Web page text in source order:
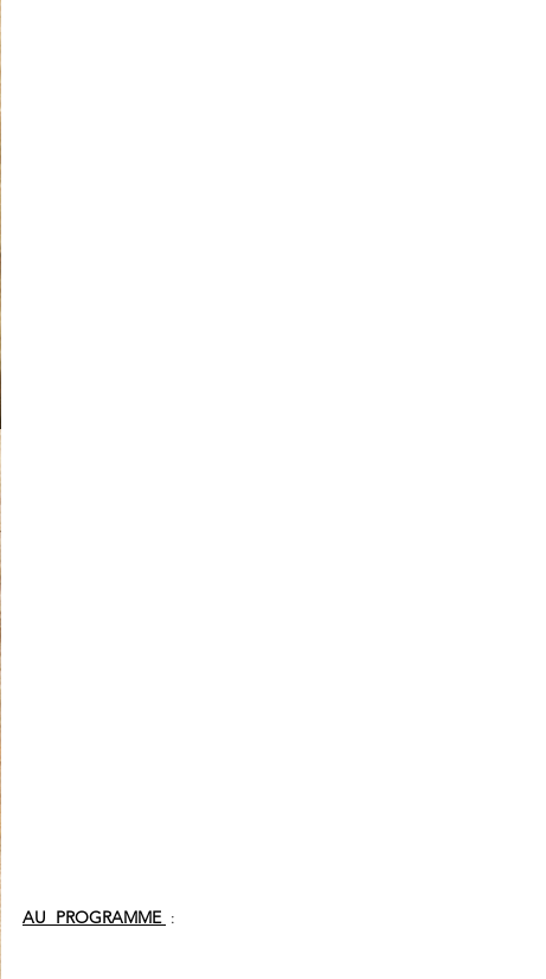
AU  PROGRAMME :